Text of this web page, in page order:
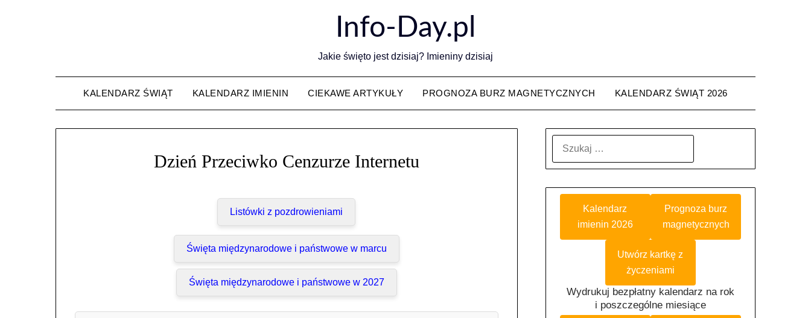
Info-Day.pl
Jakie święto jest dzisiaj? Imieniny dzisiaj
KALENDARZ ŚWIĄT KALENDARZ IMIENIN CIEKAWE ARTYKUŁY PROGNOZA BURZ MAGNETYCZNYCH KALENDARZ ŚWIĄT 2026
Dzień Przeciwko Cenzurze Internetu
Listówki z pozdrowieniami
Święta międzynarodowe i państwowe w marcu
Święta międzynarodowe i państwowe w 2027
Kalendarz
imienin 2026
Prognoza burz
magnetycznych
Utwórz kartkę z
życzeniami
Wydrukuj bezpłatny kalendarz na rok
i poszczególne miesiące